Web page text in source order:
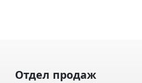
Отдел продаж